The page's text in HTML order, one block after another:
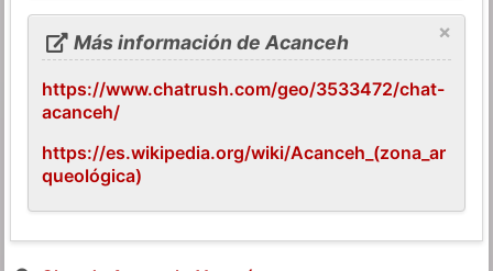
×
Más información de Acanceh
https://www.chatrush.com/geo/3533472/chat-
acanceh/
https://es.wikipedia.org/wiki/Acanceh_(zona_ar
queológica)